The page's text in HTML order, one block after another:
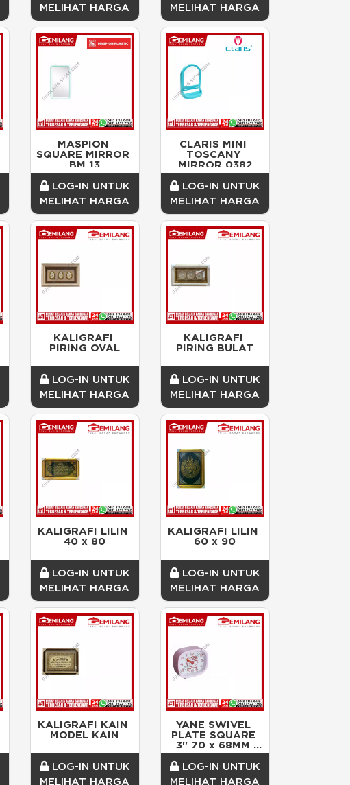
MELIHAT HARGA
MELIHAT HARGA
MASPION
SQUARE MIRROR
BM 13
LOG-IN UNTUK
MELIHAT HARGA
CLARIS MINI
TOSCANY
MIRROR 0382
LOG-IN UNTUK
MELIHAT HARGA
KALIGRAFI
PIRING OVAL
LOG-IN UNTUK
MELIHAT HARGA
KALIGRAFI
PIRING BULAT
LOG-IN UNTUK
MELIHAT HARGA
KALIGRAFI LILIN
40 x 80
LOG-IN UNTUK
MELIHAT HARGA
KALIGRAFI LILIN
60 x 90
LOG-IN UNTUK
MELIHAT HARGA
KALIGRAFI KAIN
MODEL KAIN
LOG-IN UNTUK
MELIHAT HARGA
YANE SWIVEL
PLATE SQUARE
3'' 70 x 68MM
BLACK STEEL
LOG-IN UNTUK
MELIHAT HARGA